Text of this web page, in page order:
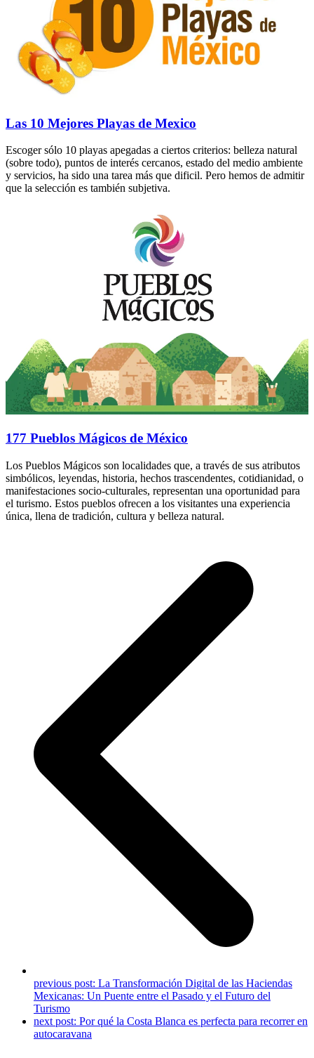
Las 10 Mejores Playas de Mexico
Escoger sólo 10 playas apegadas a ciertos criterios: belleza natural
(sobre todo), puntos de interés cercanos, estado del medio ambiente
y servicios, ha sido una tarea más que dificil. Pero hemos de admitir
que la selección es también subjetiva.
177 Pueblos Mágicos de México
Los Pueblos Mágicos son localidades que, a través de sus atributos
simbólicos, leyendas, historia, hechos trascendentes, cotidianidad, o
manifestaciones socio-culturales, representan una oportunidad para
el turismo. Estos pueblos ofrecen a los visitantes una experiencia
única, llena de tradición, cultura y belleza natural.
previous post: La Transformación Digital de las Haciendas
Mexicanas: Un Puente entre el Pasado y el Futuro del
Turismo
next post: Por qué la Costa Blanca es perfecta para recorrer en
autocaravana